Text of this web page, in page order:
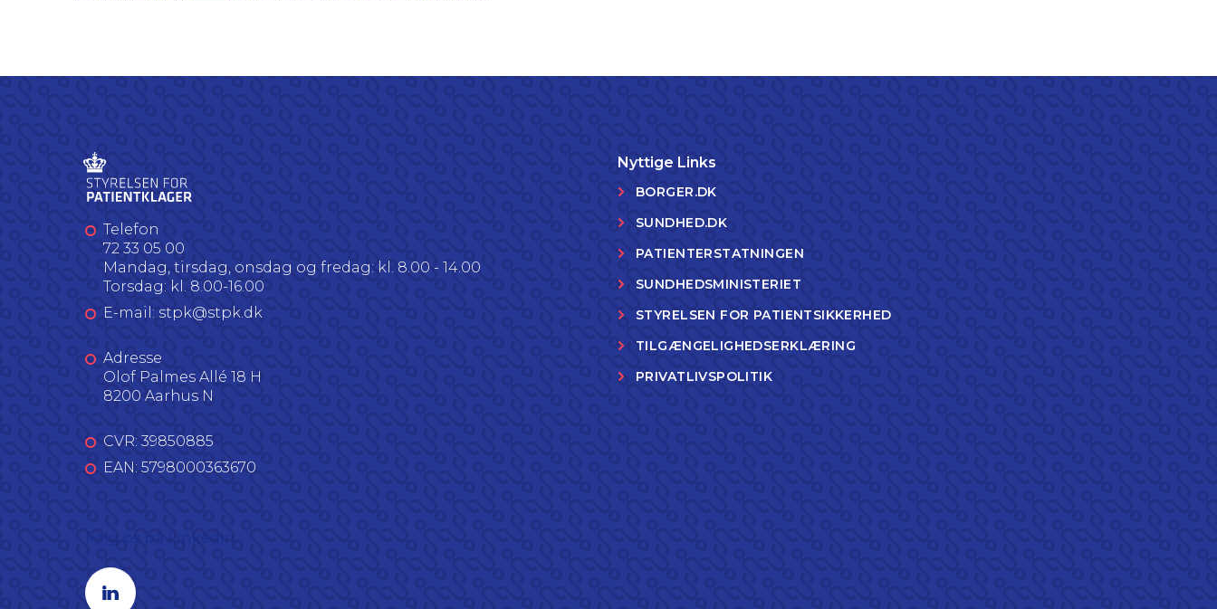
Telefon
72 33 05 00
Mandag, tirsdag, onsdag og fredag: kl. 8.00 - 14.00
Torsdag: kl. 8.00-16.00
E-mail: stpk@stpk.dk
Adresse
Olof Palmes Allé 18 H
8200 Aarhus N
CVR: 39850885
EAN: 5798000363670
Linkedin profil
Nyttige Links
BORGER.DK
SUNDHED.DK
PATIENTERSTATNINGEN
SUNDHEDSMINISTERIET
STYRELSEN FOR PATIENTSIKKERHED
TILGÆNGELIGHEDSERKLÆRING
PRIVATLIVSPOLITIK